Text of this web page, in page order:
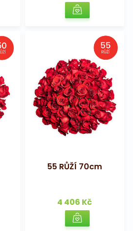
55 RŮŽÍ 70cm
4 406 Kč